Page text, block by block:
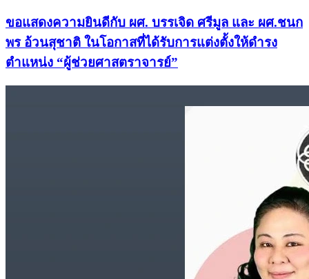
ขอแสดงความยินดีกับ ผศ. บรรเจิด ศรีมูล และ ผศ.ชนก
พร อ้วนสุชาติ ในโอกาสที่ได้รับการแต่งตั้งให้ดำรง
ตำแหน่ง “ผู้ช่วยศาสตราจารย์”